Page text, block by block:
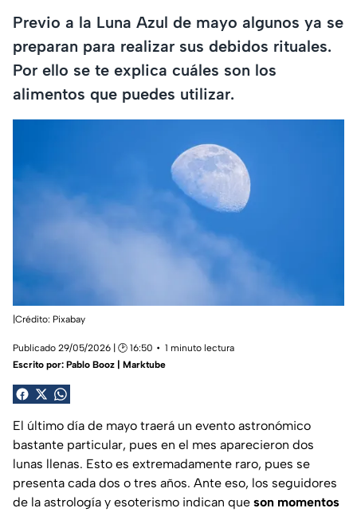
Previo a la Luna Azul de mayo algunos ya se
preparan para realizar sus debidos rituales.
Por ello se te explica cuáles son los
alimentos que puedes utilizar.
|Crédito: Pixabay
Publicado 29/05/2026 | 🕑 16:50
1 minuto lectura
Escrito por: Pablo Booz | Marktube
El último día de mayo traerá un evento astronómico
bastante particular, pues en el mes aparecieron dos
lunas llenas. Esto es extremadamente raro, pues se
presenta cada dos o tres años. Ante eso, los seguidores
de la astrología y esoterismo indican que son momentos